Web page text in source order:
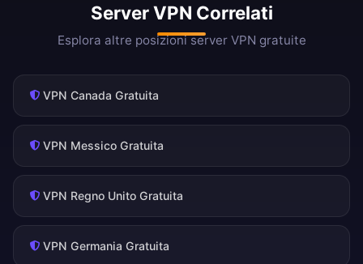
Server VPN Correlati
Esplora altre posizioni server VPN gratuite
VPN Canada Gratuita
VPN Messico Gratuita
VPN Regno Unito Gratuita
VPN Germania Gratuita